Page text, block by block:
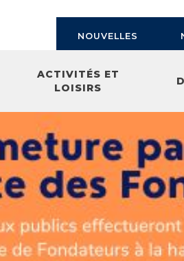
NOUVELLES
ACTIVITÉS ET
LOISIRS